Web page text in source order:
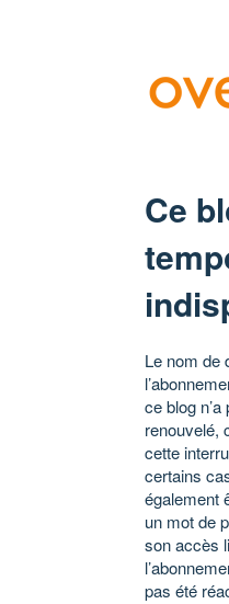
Ce
Le nom de
ce blog n’a
renouvelé,
cette
certains
également
un mot de
son accès
pas été